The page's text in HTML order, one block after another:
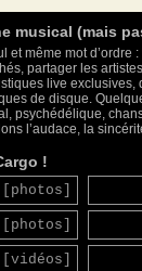
musical (mais
et même mot d’ordre
partager les
live
de disque.
psychédélique,
l’audace, la
!
[photos]
[photos]
[vidéos]